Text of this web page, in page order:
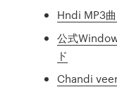
Hndi MP3
公式
ド
Chandi